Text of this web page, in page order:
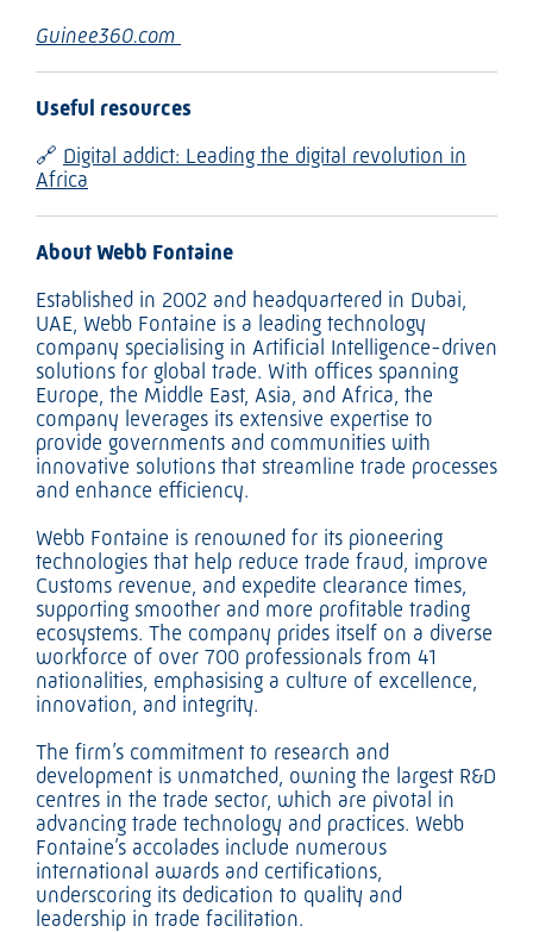
Guinee360.com
Useful resources
🔗 Digital addict: Leading the digital revolution in
Africa
About Webb Fontaine
Established in 2002 and headquartered in Dubai,
UAE, Webb Fontaine is a leading technology
company specialising in Artificial Intelligence-driven
solutions for global trade. With offices spanning
Europe, the Middle East, Asia, and Africa, the
company leverages its extensive expertise to
provide governments and communities with
innovative solutions that streamline trade processes
and enhance efficiency.
Webb Fontaine is renowned for its pioneering
technologies that help reduce trade fraud, improve
Customs revenue, and expedite clearance times,
supporting smoother and more profitable trading
ecosystems. The company prides itself on a diverse
workforce of over 700 professionals from 41
nationalities, emphasising a culture of excellence,
innovation, and integrity.
The firm’s commitment to research and
development is unmatched, owning the largest R&D
centres in the trade sector, which are pivotal in
advancing trade technology and practices. Webb
Fontaine’s accolades include numerous
international awards and certifications,
underscoring its dedication to quality and
leadership in trade facilitation.